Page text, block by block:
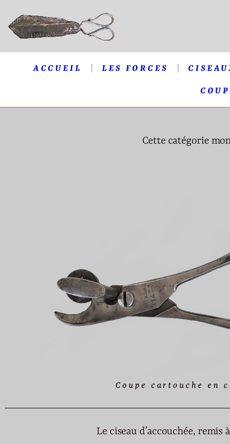
ACCUEIL LES FORCES
Cette catégorie
Coupe cartouche en
Le ciseau d’accouchée,